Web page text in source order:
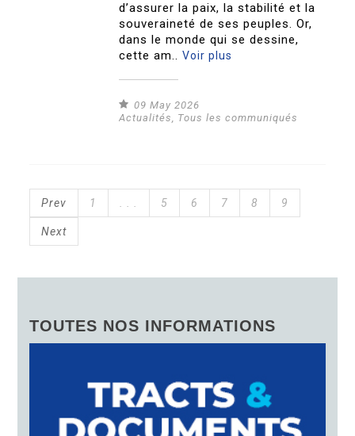
d’assurer la paix, la stabilité et la
souveraineté de ses peuples. Or,
dans le monde qui se dessine,
cette am..Voir plus
09 May 2026
Actualités
Tous les communiqués
Prev 1 5 6 7 8 9
Next
TOUTES NOS INFORMATIONS